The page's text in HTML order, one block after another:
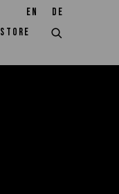
STORE
EN DE